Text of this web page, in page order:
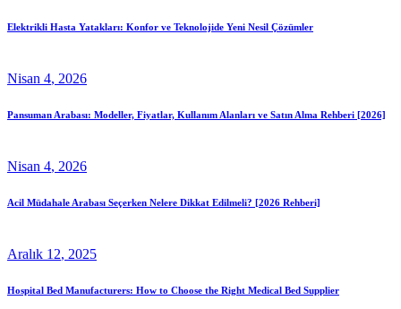
Elektrikli Hasta Yatakları: Konfor ve Teknolojide Yeni Nesil Çözümler
Nisan 4, 2026
Pansuman Arabası: Modeller, Fiyatlar, Kullanım Alanları ve Satın Alma Rehberi [2026]
Nisan 4, 2026
Acil Müdahale Arabası Seçerken Nelere Dikkat Edilmeli? [2026 Rehberi]
Aralık 12, 2025
Hospital Bed Manufacturers: How to Choose the Right Medical Bed Supplier